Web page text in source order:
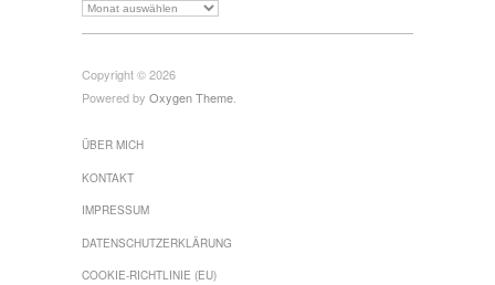
Archiv
Copyright © 2026
Powered by Oxygen Theme.
ÜBER MICH
KONTAKT
IMPRESSUM
DATENSCHUTZ­ERKLÄRUNG
COOKIE-RICHTLINIE (EU)